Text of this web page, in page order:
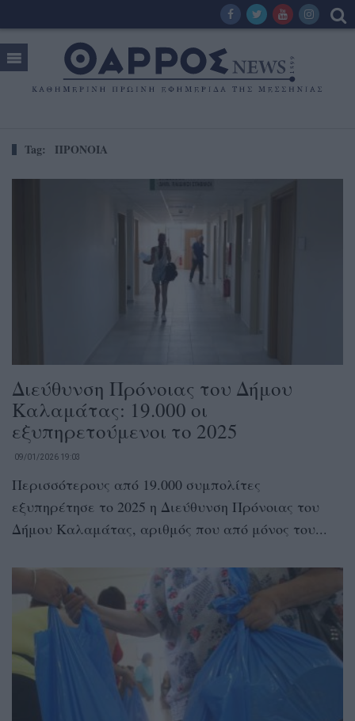
Tag: ΠΡΟΝΟΙΑ
Διεύθυνση Πρόνοιας του Δήμου
Καλαμάτας: 19.000 οι
εξυπηρετούμενοι το 2025
09/01/2026 19:03
Περισσότερους από 19.000 συμπολίτες
εξυπηρέτησε το 2025 η Διεύθυνση Πρόνοιας του
Δήμου Καλαμάτας, αριθμός που από μόνος του...